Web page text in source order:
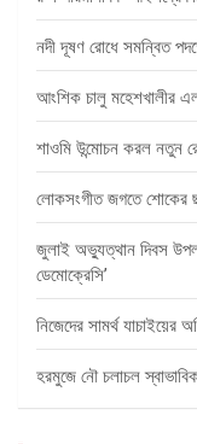
নদী দূষণ রোধে সমন্বিত
আংশিক চালু মহেশখালীর
শাওমি উন্মোচন করল নতুন
লোকসংগীত জগতে শোকের
জুলাই অভ্যুত্থান দিবস
ডেমোক্রেসি’
নিজেদের সামর্থ যাচাইয়ের
হরমুজে নৌ চলাচল